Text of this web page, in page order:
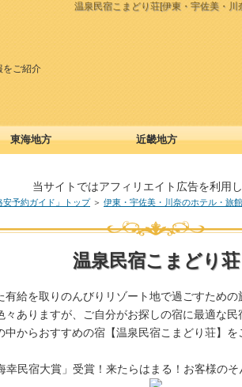
温泉民宿こまどり荘[伊東・宇佐美・
をご紹介
当サイトではアフィリエイト広告を利用
安予約ガイド」トップ＞ 伊東・宇佐美・川奈のホテル・旅館
温泉民宿こまどり荘
有給を取りのんびりリゾート地で過ごすため
々ありますが、ご自分がお探しの宿に最適な
からおすすめの宿【温泉民宿こまどり荘】を
幸民宿大賞」受賞！来たらはまる！お客様の
東海地方 近畿地方